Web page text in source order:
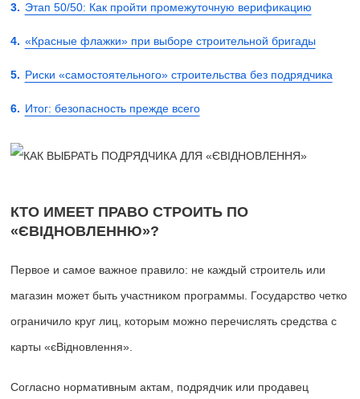
Этап 50/50: Как пройти промежуточную верификацию
«Красные флажки» при выборе строительной бригады
Риски «самостоятельного» строительства без подрядчика
Итог: безопасность прежде всего
КТО ИМЕЕТ ПРАВО СТРОИТЬ ПО
«ЄВІДНОВЛЕННЮ»?
Первое и самое важное правило: не каждый строитель или
магазин может быть участником программы. Государство четко
ограничило круг лиц, которым можно перечислять средства с
карты «єВідновлення».
Согласно нормативным актам, подрядчик или продавец